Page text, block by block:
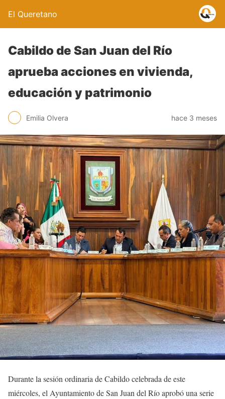
El Queretano
Cabildo de San Juan del Río
aprueba acciones en vivienda,
educación y patrimonio
Emilia Olvera hace 3 meses
Durante la sesión ordinaria de Cabildo celebrada de este
miércoles, el Ayuntamiento de San Juan del Río aprobó una serie